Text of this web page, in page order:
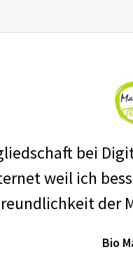
bei
weil ich
der
Bio